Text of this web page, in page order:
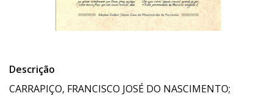
Descrição
CARRAPIÇO, FRANCISCO JOSÉ DO NASCIMENTO;